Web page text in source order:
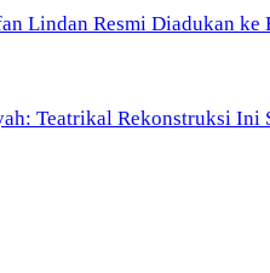
Lindan Resmi Diadukan ke
Teatrikal Rekonstruksi Ini